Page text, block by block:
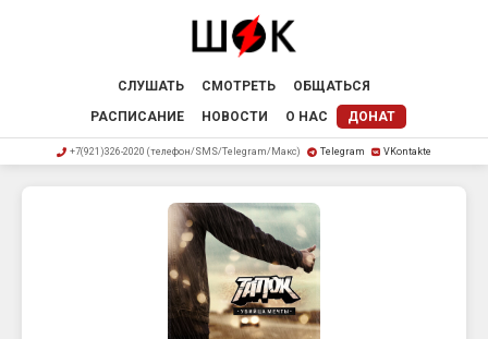
СЛУШАТЬ СМОТРЕТЬ
ОБЩАТЬСЯ
РАСПИСАНИЕ
НОВОСТИ О НАС ДОНАТ
+7(921)326-2020 (телефон/SMS/Telegram/Макс) Telegram VKontakte